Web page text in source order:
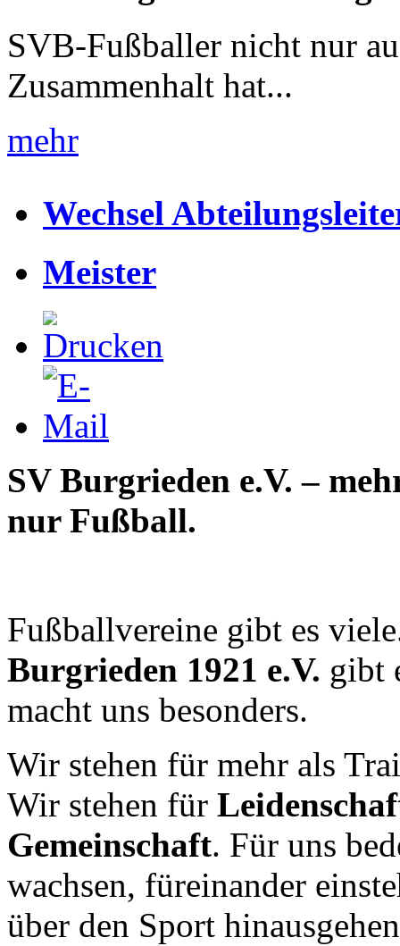
SVB-Fußballer nicht nur
Zusammenhalt hat...
mehr
Wechsel
Meister
SV Burgrieden e.V. –
nur Fußball.
Fußballvereine gibt es
Burgrieden 1921 e.V. gibt
macht uns besonders.
Wir stehen für mehr als
Wir stehen für
Gemeinschaft. Für uns
wachsen, füreinander
über den Sport